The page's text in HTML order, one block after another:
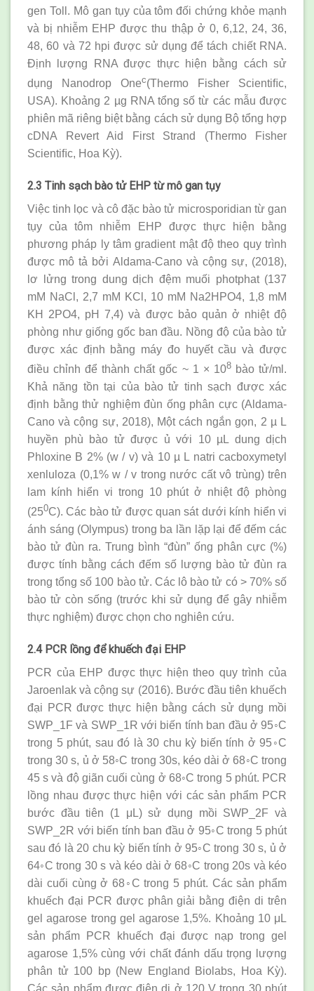
gen Toll. Mô gan tụy của tôm đối chứng khỏe mạnh
và bị nhiễm EHP được thu thập ở 0, 6,12, 24, 36,
48, 60 và 72 hpi được sử dụng để tách chiết RNA.
Định lượng RNA được thực hiện bằng cách sử
dụng Nanodrop Onec(Thermo Fisher Scientiﬁc,
USA). Khoảng 2 µg RNA tổng số từ các mẫu được
phiên mã riêng biệt bằng cách sử dụng Bộ tổng hợp
cDNA Revert Aid First Strand (Thermo Fisher
Scientiﬁc, Hoa Kỳ).
2.3 Tinh sạch bào tử EHP từ mô gan tụy
Việc tinh lọc và cô đặc bào tử microsporidian từ gan
tụy của tôm nhiễm EHP được thực hiện bằng
phương pháp ly tâm gradient mật độ theo quy trình
được mô tả bởi Aldama-Cano và cộng sự, (2018),
lơ lửng trong dung dịch đệm muối photphat (137
mM NaCl, 2,7 mM KCl, 10 mM Na2HPO4, 1,8 mM
KH 2PO4, pH 7,4) và được bảo quản ở nhiệt độ
phòng như giống gốc ban đầu. Nồng độ của bào tử
được xác định bằng máy đo huyết cầu và được
điều chỉnh để thành chất gốc ~ 1 × 108 bào tử/ml.
Khả năng tồn tại của bào tử tinh sạch được xác
định bằng thử nghiệm đùn ống phân cực (Aldama-
Cano và cộng sự, 2018), Một cách ngắn gọn, 2 µ L
huyền phù bào tử được ủ với 10 µL dung dịch
Phloxine B 2% (w / v) và 10 µ L natri cacboxymetyl
xenluloza (0,1% w / v trong nước cất vô trùng) trên
lam kính hiển vi trong 10 phút ở nhiệt độ phòng
(250C). Các bào tử được quan sát dưới kính hiển vi
ánh sáng (Olympus) trong ba lần lặp lại để đếm các
bào tử đùn ra. Trung bình “đùn” ống phân cực (%)
được tính bằng cách đếm số lượng bào tử đùn ra
trong tổng số 100 bào tử. Các lô bào tử có > 70% số
bào tử còn sống (trước khi sử dụng để gây nhiễm
thực nghiệm) được chọn cho nghiên cứu.
2.4 PCR lồng để khuếch đại EHP
PCR của EHP được thực hiện theo quy trình của
Jaroenlak và cộng sự (2016). Bước đầu tiên khuếch
đại PCR được thực hiện bằng cách sử dụng mồi
SWP_1F và SWP_1R với biến tính ban đầu ở 95◦C
trong 5 phút, sau đó là 30 chu kỳ biến tính ở 95◦C
trong 30 s, ủ ở 58◦C trong 30s, kéo dài ở 68◦C trong
45 s và độ giãn cuối cùng ở 68◦C trong 5 phút. PCR
lồng nhau được thực hiện với các sản phẩm PCR
bước đầu tiên (1 μL) sử dụng mồi SWP_2F và
SWP_2R với biến tính ban đầu ở 95◦C trong 5 phút
sau đó là 20 chu kỳ biến tính ở 95◦C trong 30 s, ủ ở
64◦C trong 30 s và kéo dài ở 68◦C trong 20s và kéo
dài cuối cùng ở 68◦C trong 5 phút. Các sản phẩm
khuếch đại PCR được phân giải bằng điện di trên
gel agarose trong gel agarose 1,5%. Khoảng 10 μL
sản phẩm PCR khuếch đại được nạp trong gel
agarose 1,5% cùng với chất đánh dấu trọng lượng
phân tử 100 bp (New England Biolabs, Hoa Kỳ).